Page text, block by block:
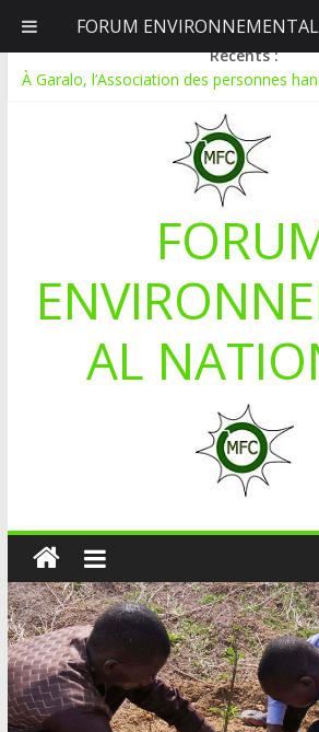
vendredi, août 7, 2026
Récents :
À Garalo, l’Association des personnes
APPEL A CANDIDATURE POUR UN STAGE
Le blogging au service de l’écologie :
Inondations : le Mali déclare l’état de
Mali-Folkecenter Nyetaa initie 20 jeunes
AL
FORUM